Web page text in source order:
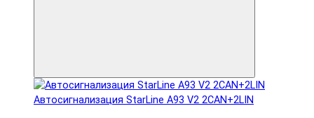
Автосигнализация StarLine A93 V2 2CAN+2LIN